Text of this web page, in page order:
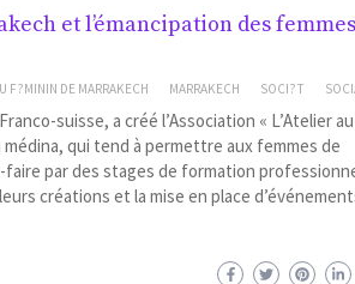
et l’émancipation des femmes
F?MININ DE MARRAKECH MARRAKECH SOCI?T
suisse, a créé l’Association « L’Atelier au
qui tend à permettre aux femmes de
faire par des stages de formation
créations et la mise en place